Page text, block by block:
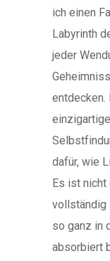
ich einen
Labyrinth
jeder
entdecken.
dafür, wie
Es ist
vollständig
so ganz in
absorbiert